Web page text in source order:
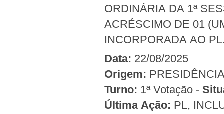
ORDINÁRIA DA 1ª
ACRÉSCIMO DE 01
INCORPORADA AO
Data: 22/08/2025
Origem:
Turno:
1ª Votação -
Última Ação: PL,